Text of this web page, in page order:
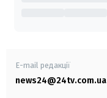
E-mail редакції
news24@24tv.com.ua